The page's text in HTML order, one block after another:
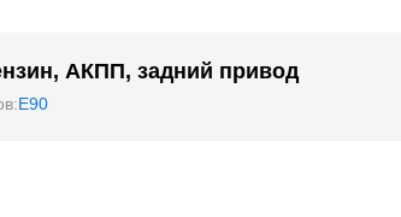
АКПП, задний привод
:E90